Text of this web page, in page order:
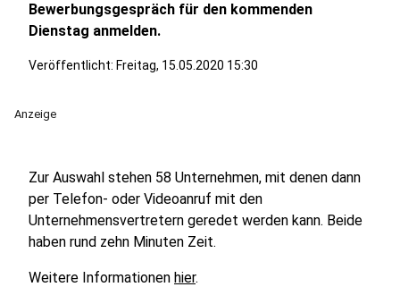
Bewerbungsgespräch für den kommenden
Dienstag anmelden.
Veröffentlicht: Freitag, 15.05.2020 15:30
Anzeige
Zur Auswahl stehen 58 Unternehmen, mit denen dann
per Telefon- oder Videoanruf mit den
Unternehmensvertretern geredet werden kann. Beide
haben rund zehn Minuten Zeit.
Weitere Informationen hier.